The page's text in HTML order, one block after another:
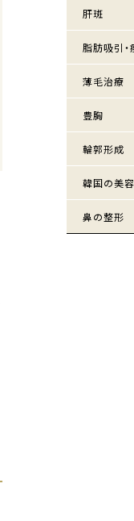
肝斑
脂肪吸引・
薄毛治療
豊胸
輪郭形成
韓国の美
鼻の整形